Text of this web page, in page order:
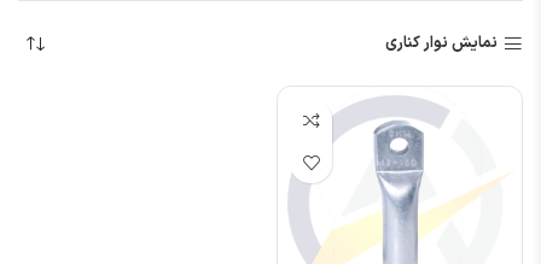
نمایش نوار کناری